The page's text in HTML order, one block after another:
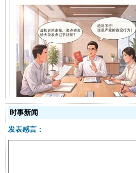
揭开“小金库”的免责幌子
时事新闻
发表感言：